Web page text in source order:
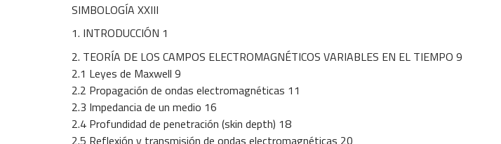
SIMBOLOGÍA XXIII
1. INTRODUCCIÓN 1
2. TEORÍA DE LOS CAMPOS ELECTROMAGNÉTICOS VARIABLES EN EL TIEMPO 9
2.1 Leyes de Maxwell 9
2.2 Propagación de ondas electromagnéticas 11
2.3 Impedancia de un medio 16
2.4 Profundidad de penetración (skin depth) 18
2.5 Reflexión y transmisión de ondas electromagnéticas 20